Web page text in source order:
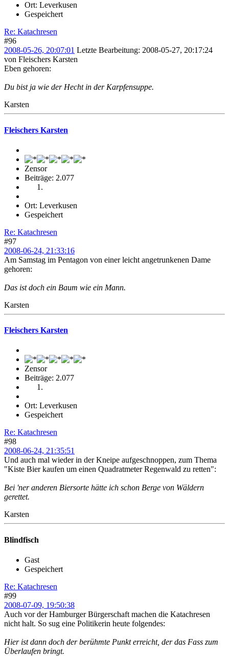
Ort: Leverkusen
Gespeichert
Re: Katachresen
#96
2008-05-26, 20:07:01 Letzte Bearbeitung: 2008-05-27, 20:17:24
von Fleischers Karsten
Eben gehoren:
Du bist ja wie der Hecht in der Karpfensuppe.
Karsten
Fleischers Karsten
Zensor
Beiträge: 2.077
Ort: Leverkusen
Gespeichert
Re: Katachresen
#97
2008-06-24, 21:33:16
Am Samstag im Pentagon von einer leicht angetrunkenen Dame
gehoren:
Das ist doch ein Baum wie ein Mann.
Karsten
Fleischers Karsten
Zensor
Beiträge: 2.077
Ort: Leverkusen
Gespeichert
Re: Katachresen
#98
2008-06-24, 21:35:51
Und auch mal wieder in der Kneipe aufgeschnoppen, zum Thema
"Kiste Bier kaufen um einen Quadratmeter Regenwald zu retten":
Bei 'ner anderen Biersorte hätte ich schon Berge von Wäldern
gerettet.
Karsten
Blindfisch
Gast
Gespeichert
Re: Katachresen
#99
2008-07-09, 19:50:38
Auch vor der Hamburger Bürgerschaft machen die Katachresen
nicht halt. So sug eine Politikerin heute folgendes:
Hier ist dann doch der berühmte Punkt erreicht, der das Fass zum
Überlaufen bringt.